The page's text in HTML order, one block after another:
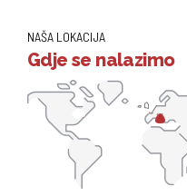
NAŠA LOKACIJA
Gdje se nalazimo